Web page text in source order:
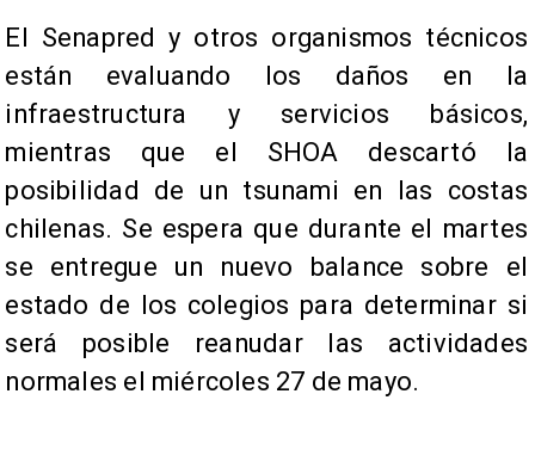
El Senapred y otros organismos técnicos
están evaluando los daños en la
infraestructura y servicios básicos,
mientras que el SHOA descartó la
posibilidad de un tsunami en las costas
chilenas. Se espera que durante el martes
se entregue un nuevo balance sobre el
estado de los colegios para determinar si
será posible reanudar las actividades
normales el miércoles 27 de mayo.